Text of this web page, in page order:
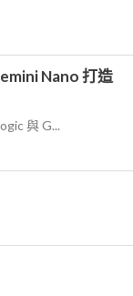
Nano 打造
與 G...